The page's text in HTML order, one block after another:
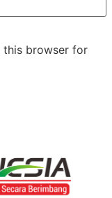
this browser for